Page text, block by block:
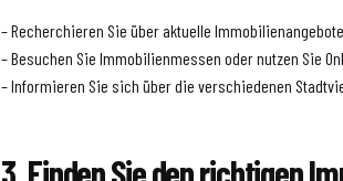
– Recherchieren Sie über aktuelle
– Besuchen Sie Immobilienmessen oder nutzen Sie
– Informieren Sie sich über die verschiedenen
3. Finden Sie den richtigen